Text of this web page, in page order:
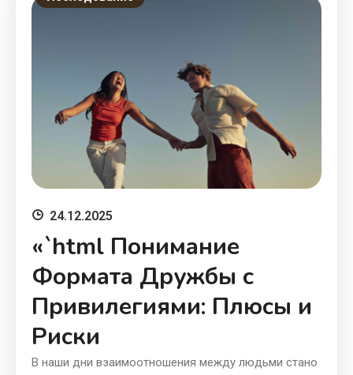
24.12.2025
«`html Понимание
Формата Дружбы с
Привилегиями: Плюсы и
Риски
В наши дни взаимоотношения между людьми стано